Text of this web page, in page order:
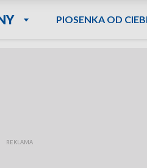
PIOSENKA OD